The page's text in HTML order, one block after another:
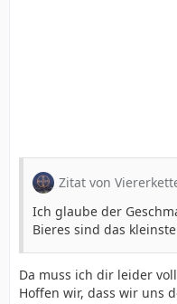
Zitat von
Ich glaube der
Bieres sind das
Da muss ich dir leider
Hoffen wir, dass wir uns